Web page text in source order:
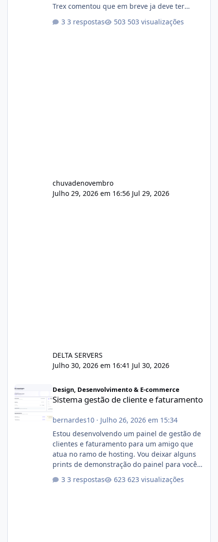
Trex comentou que em breve ja deve ter
3 respostas 503 visualizações
chuvadenovembro
Julho 29, 2026 em 16:56 Jul 29, 2026
DELTA SERVERS
Julho 30, 2026 em 16:41 Jul 30, 2026
Design, Desenvolvimento & E-commerce
Sistema gestão de cliente e faturamento
bernardes10· Julho 26, 2026 em 15:34
Estou desenvolvendo um painel de gestão de
clientes e faturamento para um amigo que
atua no ramo de hosting. Vou deixar alguns
prints de demonstração do painel para vocês
com cerca de 80% concluído e conta com
3 respostas 623 visualizações